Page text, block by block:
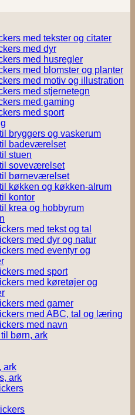
med tekster og citater
med dyr
med husregler
med blomster og planter
med motiv og illustration
med stjernetegn
med gaming
med sport
bryggers og vaskerum
badeværelset
stuen
soveværelset
børneværelset
køkken og køkken-alrum
kontor
krea og hobbyrum
med tekst og tal
med dyr og natur
med eventyr og
med sport
med køretøjer og
med gamer
med ABC, tal og læring
med navn
børn, ark
ark
ark